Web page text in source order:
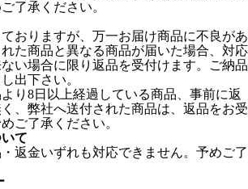
了承ください。
おりますが、万一お届け商品に不良があ
た商品と異なる商品が届いた場合、対応
い場合に限り返品を受付けます。ご納品
出下さい。
り8日以上経過している商品、事前に返
、弊社へ送付された商品は、返品をお受
ご了承ください。
て
返金いずれも対応できません。予めご了